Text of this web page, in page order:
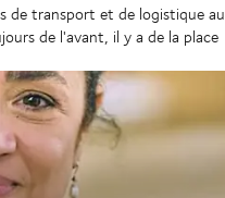
de transport et de logistique au
de l'avant, il y a de la place